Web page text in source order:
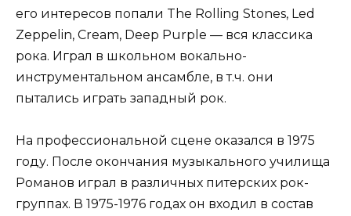
его интересов попали The Rolling Stones, Led
Zeppelin, Cream, Deep Purple — вся классика
рока. Играл в школьном вокально-
инструментальном ансамбле, в т.ч. они
пытались играть западный рок.
На профессиональной сцене оказался в 1975
году. После окончания музыкального училища
Романов играл в различных питерских рок-
группах. В 1975-1976 годах он входил в состав